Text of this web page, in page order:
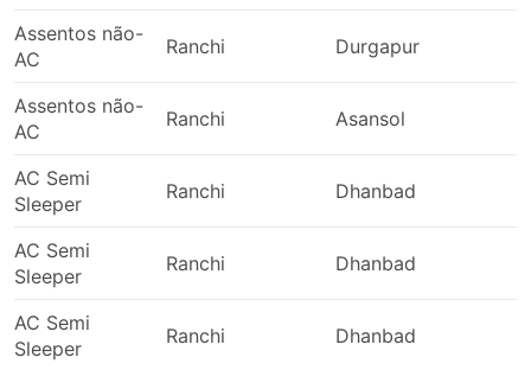
Assentos não-
AC
Ranchi Durgapur
Assentos não-
AC
Ranchi Asansol
AC Semi
Sleeper
Ranchi Dhanbad
AC Semi
Sleeper
Ranchi Dhanbad
AC Semi
Sleeper
Ranchi Dhanbad